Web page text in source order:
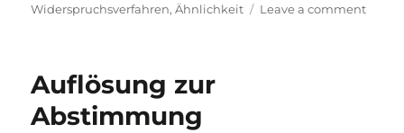
Widerspruchsverfahren,Ähnlichkeit Leave a commenton
Auflösung zur
Abstimmung